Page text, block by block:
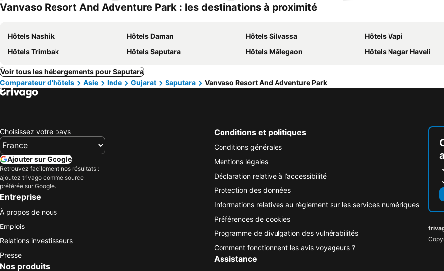
Vanvaso Resort And Adventure Park : les destinations à proximité
Hôtels Nashik Hôtels Daman Hôtels Silvassa
Hôtels Vapi
Hôtels Trimbak
Hôtels Saputara Hôtels Mālegaon Hôtels Nagar Haveli
Voir tous les hébergements pour Saputara
Comparateur d'hôtels
Asie Inde Gujarat Saputara Vanvaso Resort And Adventure Park
Choisissez votre pays
Ajouter sur Google
Retrouvez facilement nos résultats :
ajoutez trivago comme source
préférée sur Google.
Entreprise
À propos de nous
Emplois
Relations investisseurs
Presse
Nos produits
Conditions et politiques
Conditions générales
Mentions légales
Déclaration relative à l’accessibilité
Protection des données
Informations relatives au règlement sur les services numériques
Préférences de cookies
Programme de divulgation des vulnérabilités
Comment fonctionnent les avis voyageurs ?
Assistance